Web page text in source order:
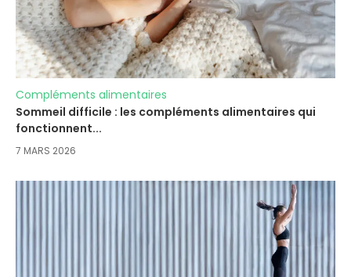
Compléments alimentaires
Sommeil difficile : les compléments alimentaires qui
fonctionnent...
7 MARS 2026